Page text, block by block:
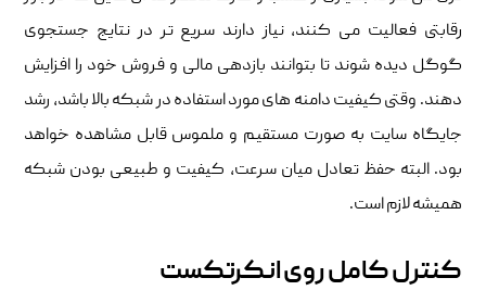
رقابتی فعالیت می کنند، نیاز دارند سریع تر در نتایج جستجوی
گوگل دیده شوند تا بتوانند بازدهی مالی و فروش خود را افزایش
دهند. وقتی کیفیت دامنه های مورد استفاده در شبکه بالا باشد، رشد
جایگاه سایت به صورت مستقیم و ملموس قابل مشاهده خواهد
بود. البته حفظ تعادل میان سرعت، کیفیت و طبیعی بودن شبکه
همیشه لازم است.
کنترل کامل روی انکرتکست